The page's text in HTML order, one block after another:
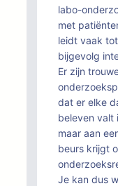
labo-
met
leidt vaak
bijgevolg
Er zijn
dat er elke
beleven valt
maar aan
beurs krijgt
Je kan dus